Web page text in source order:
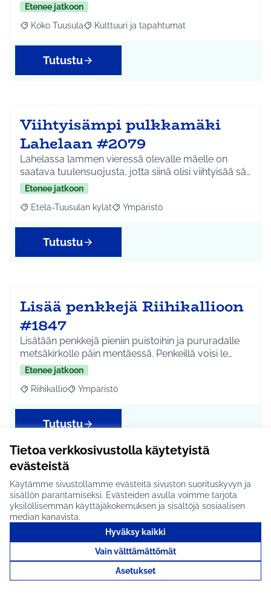
Tietoa verkkosivustolla käytetyistä
evästeistä
Käytämme sivustollamme evästeitä sivuston suorituskyvyn ja
sisällön parantamiseksi. Evästeiden avulla voimme tarjota
yksilöllisemmän käyttäjäkokemuksen ja sisältöjä sosiaalisen
median kanavista.
Hyväksy kaikki
Vain välttämättömät
Asetukset
Etenee jatkoon
Rajaa tulokset aihepiirin mukaan: Koko Tuusula
Koko Tuusula Rajaa tulokset teeman mukaan: Kulttuuri ja
Kulttuuri ja tapahtumat
Tutustu
Viihtyisämpi pulkkamäki
Lahelaan #2079
Lahelassa lammen vieressä olevalle mäelle on
saatava tuulensuojusta, jotta siinä olisi viihtyisää sä…
Etenee jatkoon
Rajaa tulokset aihepiirin mukaan: Etelä-Tuusulan kylät
Etelä-Tuusulan kylät Rajaa tulokset teeman mukaan:
Ympäristö
Tutustu
Lisää penkkejä Riihikallioon
#1847
Lisätään penkkejä pieniin puistoihin ja pururadalle
metsäkirkolle päin mentäessä. Penkeillä voisi le…
Etenee jatkoon
Rajaa tulokset aihepiirin mukaan: Riihikallio
Riihikallio Rajaa tulokset teeman mukaan: Ympäristö
Ympäristö
Tutustu
Erilaisia teemapajoja #1782
Vaihtuvilla teemoilla olevia pajoja, esimerkiksi
puutarha- ja kasvimaapaja, neulepaja, puutyöpaja
Rajaa tulokset aihepiirin mukaan: Koko Tuusula
Koko Tuusula Rajaa tulokset teeman mukaan: Hyvinvointi ja
Hyvinvointi ja yhteisöllisyys